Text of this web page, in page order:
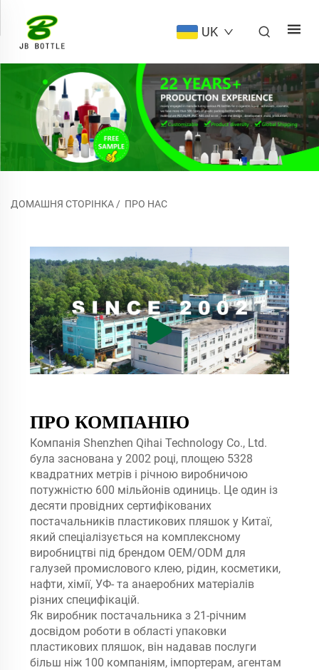
UK
ДОМАШНЯ СТОРІНКА/ ПРО НАС
ПРО КОМПАНІЮ
Компанія Shenzhen Qihai Technology Co., Ltd.
була заснована у 2002 році, площею 5328
квадратних метрів і річною виробничою
потужністю 600 мільйонів одиниць. Це один із
десяти провідних сертифікованих
постачальників пластикових пляшок у Китаї,
який спеціалізується на комплексному
виробництві під брендом OEM/ODM для
галузей промислового клею, рідин, косметики,
нафти, хімії, УФ- та анаеробних матеріалів
різних специфікацій.
Як виробник постачальника з 21-річним
досвідом роботи в області упаковки
пластикових пляшок, він надавав послуги
більш ніж 100 компаніям, імпортерам, агентам